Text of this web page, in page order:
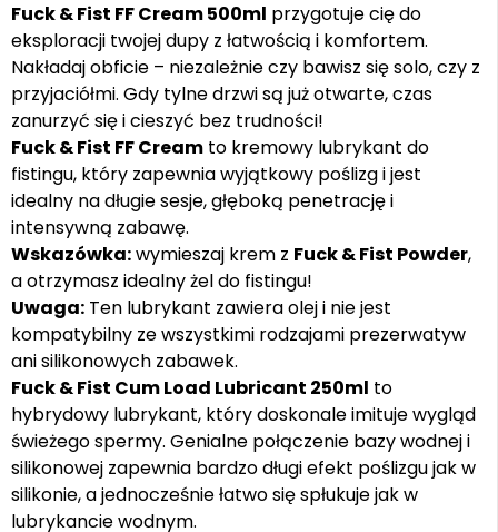
Fuck & Fist FF Cream 500ml przygotuje cię do
eksploracji twojej dupy z łatwością i komfortem.
Nakładaj obficie – niezależnie czy bawisz się solo, czy z
przyjaciółmi. Gdy tylne drzwi są już otwarte, czas
zanurzyć się i cieszyć bez trudności!
Fuck & Fist FF Cream to kremowy lubrykant do
fistingu, który zapewnia wyjątkowy poślizg i jest
idealny na długie sesje, głęboką penetrację i
intensywną zabawę.
Wskazówka:wymieszaj krem z Fuck & Fist Powder,
a otrzymasz idealny żel do fistingu!
Uwaga: Ten lubrykant zawiera olej i nie jest
kompatybilny ze wszystkimi rodzajami prezerwatyw
ani silikonowych zabawek.
Fuck & Fist Cum Load Lubricant 250ml to
hybrydowy lubrykant, który doskonale imituje wygląd
świeżego spermy. Genialne połączenie bazy wodnej i
silikonowej zapewnia bardzo długi efekt poślizgu jak w
silikonie, a jednocześnie łatwo się spłukuje jak w
lubrykancie wodnym.